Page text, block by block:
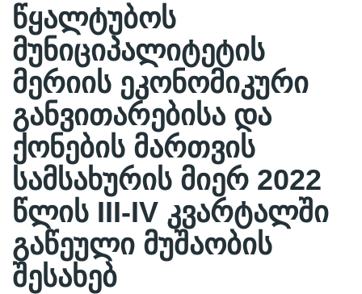
წყალტუბოს
მუნიციპალიტეტის
მერიის ეკონომიკური
განვითარებისა და
ქონების მართვის
სამსახურის მიერ 2022
წლის III-IV კვარტალში
გაწეული მუშაობის
შესახებ